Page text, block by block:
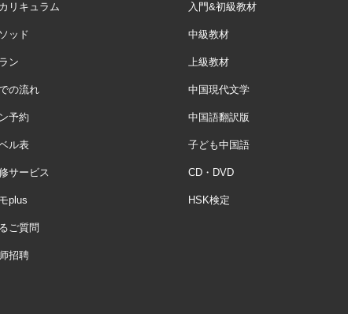
リキュラム
ッド
ン
の流れ
予約
ル表
サービス
plus
ご質問
招聘
入門&初級教材
中級教材
上級教材
中国現代文学
中国語翻訳版
子ども中国語
CD・DVD
HSK検定